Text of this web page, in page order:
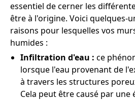
essentiel de cerner les
être à l'origine. Voici quelques-
raisons pour lesquelles vos
humides :
Infiltration d'eau : ce
lorsque l'eau provenant de
à travers les structures
Cela peut être causé par une